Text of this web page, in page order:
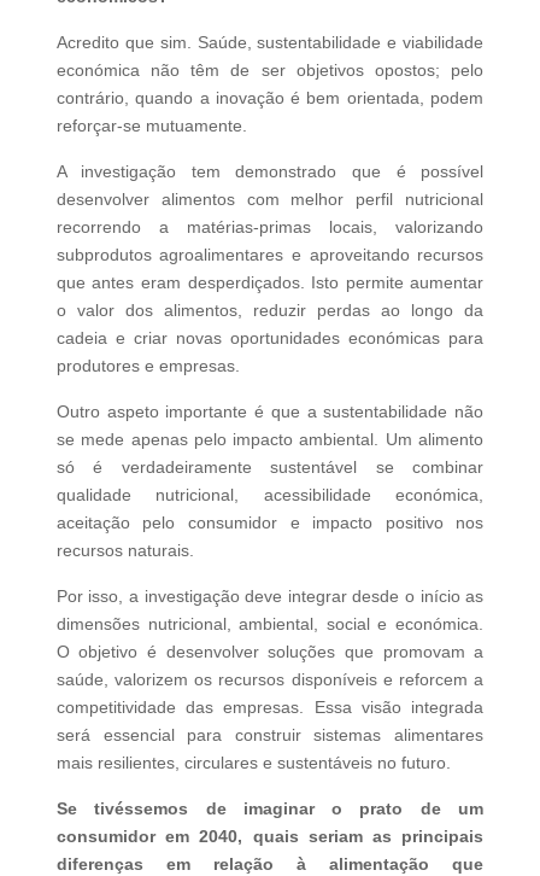
Acredito que sim. Saúde, sustentabilidade e viabilidade
económica não têm de ser objetivos opostos; pelo
contrário, quando a inovação é bem orientada, podem
reforçar-se mutuamente.
A investigação tem demonstrado que é possível
desenvolver alimentos com melhor perfil nutricional
recorrendo a matérias-primas locais, valorizando
subprodutos agroalimentares e aproveitando recursos
que antes eram desperdiçados. Isto permite aumentar
o valor dos alimentos, reduzir perdas ao longo da
cadeia e criar novas oportunidades económicas para
produtores e empresas.
Outro aspeto importante é que a sustentabilidade não
se mede apenas pelo impacto ambiental. Um alimento
só é verdadeiramente sustentável se combinar
qualidade nutricional, acessibilidade económica,
aceitação pelo consumidor e impacto positivo nos
recursos naturais.
Por isso, a investigação deve integrar desde o início as
dimensões nutricional, ambiental, social e económica.
O objetivo é desenvolver soluções que promovam a
saúde, valorizem os recursos disponíveis e reforcem a
competitividade das empresas. Essa visão integrada
será essencial para construir sistemas alimentares
mais resilientes, circulares e sustentáveis no futuro.
Se tivéssemos de imaginar o prato de um
consumidor em 2040, quais seriam as principais
diferenças em relação à alimentação que